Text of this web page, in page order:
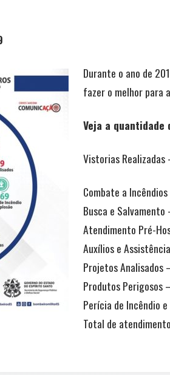
Durante o ano de
fazer o melhor para
Veja a quantidade
Vistorias Realizadas
Combate a
Busca e Salvamento
Atendimento Pré-
Auxílios e
Projetos Analisados
Produtos Perigosos
Perícia de Incêndio
Total de